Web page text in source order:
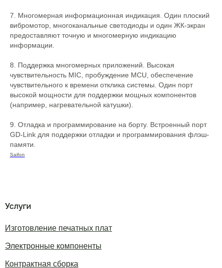
7. Многомерная информационная индикация. Один плоский
вибромотор, многоканальные светодиоды и один ЖК-экран
предоставляют точную и многомерную индикацию
информации.
8. Поддержка многомерных приложений. Высокая
чувствительность MIC, пробуждение MCU, обеспечение
чувствительного к времени отклика системы. Один порт
высокой мощности для поддержки мощных компонентов
(например, нагревательной катушки).
9. Отладка и программирование на борту. Встроенный порт
GD-Link для поддержки отладки и программирования флэш-
памяти.
Saifon
Изготовление печатных плат
Электронные компоненты
Контрактная сборка
Услуги